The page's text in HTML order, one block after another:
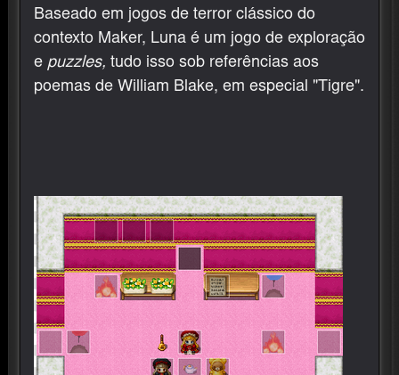
Baseado em jogos de terror clássico do
contexto Maker, Luna é um jogo de exploração
e puzzles, tudo isso sob referências aos
poemas de William Blake, em especial "Tigre".